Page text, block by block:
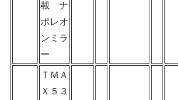
載 ナ
ポレオ
ンミラ
ー
ＴＭＡ
Ｘ５３